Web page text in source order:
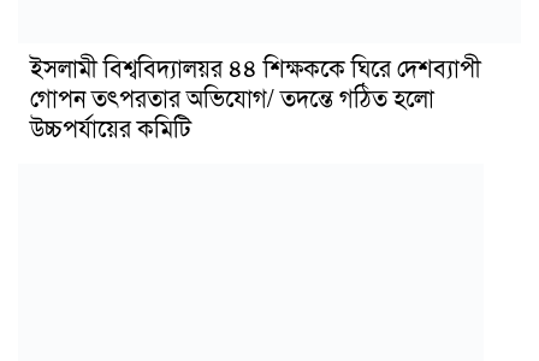
ইসলামী বিশ্ববিদ্যালয়র ৪৪ শিক্ষককে ঘিরে দেশব্যাপী
গোপন তৎপরতার অভিযোগ/ তদন্তে গঠিত হলো
উচ্চপর্যায়ের কমিটি